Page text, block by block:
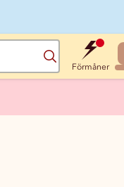
Sök
Förmåner